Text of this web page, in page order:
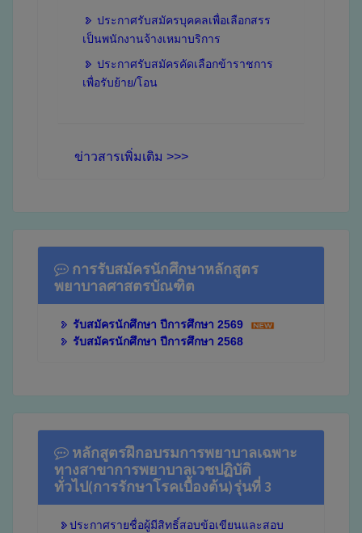
ประกาศรับสมัครบุคคลเพื่อเลือกสรร
เป็นพนักงานจ้างเหมาบริการ
ประกาศรับสมัครคัดเลือกข้าราชการ
เพื่อรับย้าย/โอน
ข่าวสารเพิ่มเติม >>>
การรับสมัครนักศึกษาหลักสูตร
พยาบาลศาสตรบัณฑิต
รับสมัครนักศึกษา ปีการศึกษา 2569
รับสมัครนักศึกษา ปีการศึกษา 2568
หลักสูตรฝึกอบรมการพยาบาลเฉพาะ
ทางสาขาการพยาบาลเวชปฏิบัติ
ทั่วไป(การรักษาโรคเบื้องต้น)รุ่นที่ 3
ประกาศรายชื่อผู้มีสิทธิ์สอบข้อเขียนและสอบ